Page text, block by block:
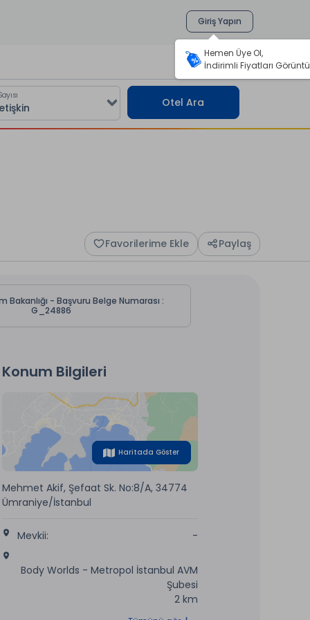
Giriş Yapın
Otel Ara
Favorilerime Ekle Paylaş
Bakanlığı - Başvuru Belge Numarası :
G_24886
Konum Bilgileri
Haritada Göster
Mehmet Akif, Şefaat Sk. No:8/A, 34774
Ümraniye/İstanbul
Mevkii: -
Body Worlds - Metropol İstanbul AVM
Şubesi
2 km
Hemen Üye Ol,
İndirimli Fiyatları